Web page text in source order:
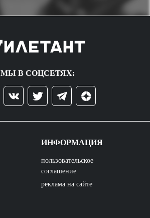
МЫ В СОЦСЕТЯХ:
ИНФОРМАЦИЯ
пользовательское
соглашение
реклама на сайте